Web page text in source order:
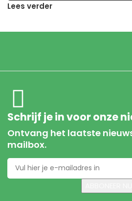
Lees verder
Schrijf je in voor onze
Ontvang het laatste
mailbox.